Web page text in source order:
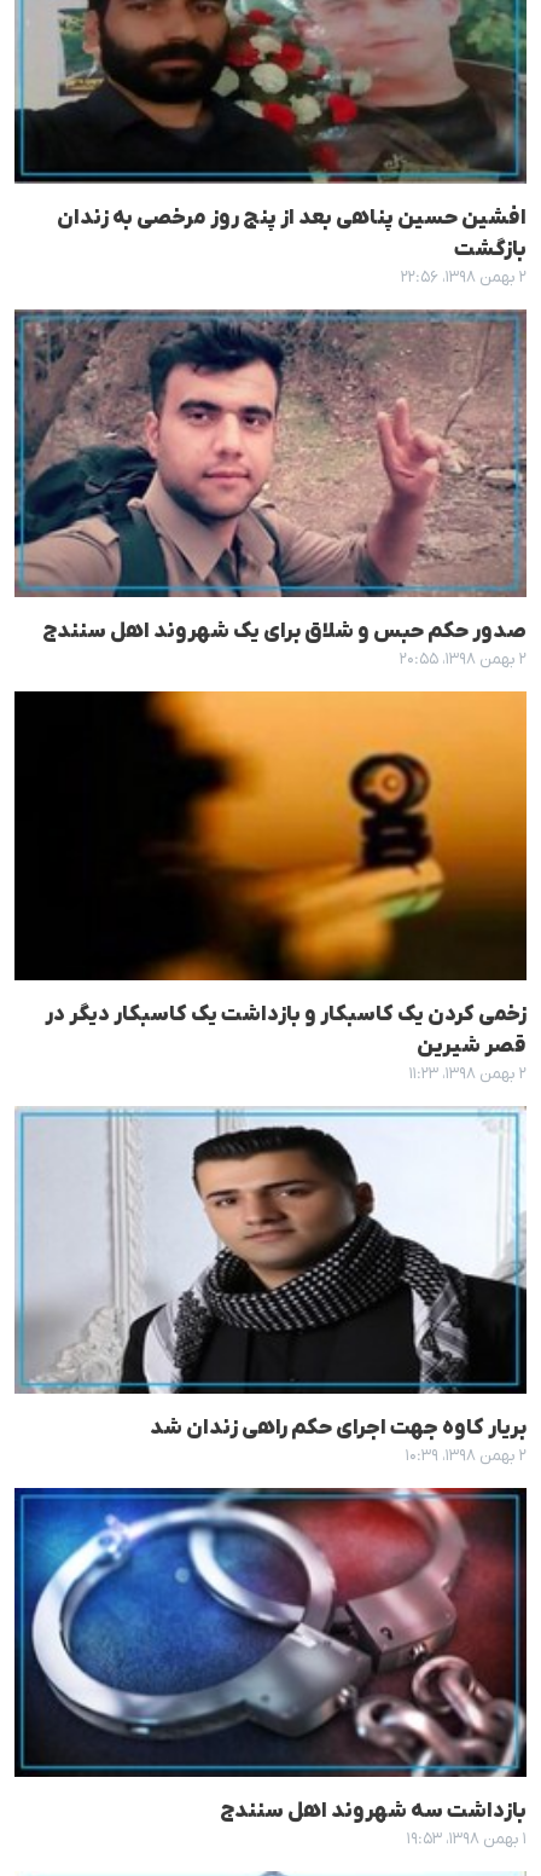
افشین حسین پناهی بعد از پنج روز مرخصی به زندان
بازگشت
۲ بهمن ۱۳۹۸، ۲۲:۵۶
صدور حکم حبس و شلاق برای یک شهروند اهل سنندج
۲ بهمن ۱۳۹۸، ۲۰:۵۵
زخمی کردن یک کاسبکار و بازداشت یک کاسبکار دیگر در
قصر شیرین
۲ بهمن ۱۳۹۸، ۱۱:۲۳
بریار کاوە جهت اجرای حکم راهی زندان شد
۲ بهمن ۱۳۹۸، ۱۰:۳۹
بازداشت سە شهروند اهل سنندج
۱ بهمن ۱۳۹۸، ۱۹:۵۳